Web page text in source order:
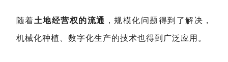
随着土地经营权的流通 ，规模化问题得到了解决，
机械化种植、数字化生产的技术也得到广泛应用。